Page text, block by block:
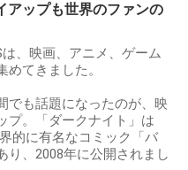
アップも世界のファンの
は、映画、アニメ、ゲーム
てきました。
でも話題になったのが、映
プ。「ダークナイト」は
的に有名なコミック「バ
り、2008年に公開されまし